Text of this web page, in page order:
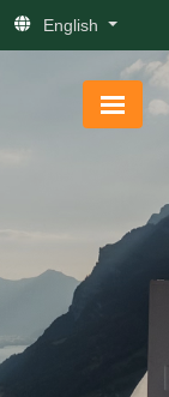
English